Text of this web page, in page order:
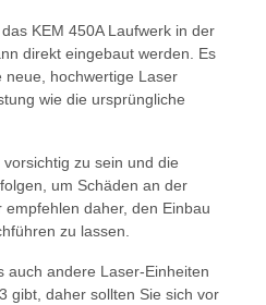
KEM 450A Laufwerk in der
direkt eingebaut werden. Es
neue, hochwertige Laser
wie die ursprüngliche
zu sein und die
um Schäden an der
daher, den Einbau
zu lassen.
auch andere Laser-Einheiten
gibt, daher sollten Sie sich vor